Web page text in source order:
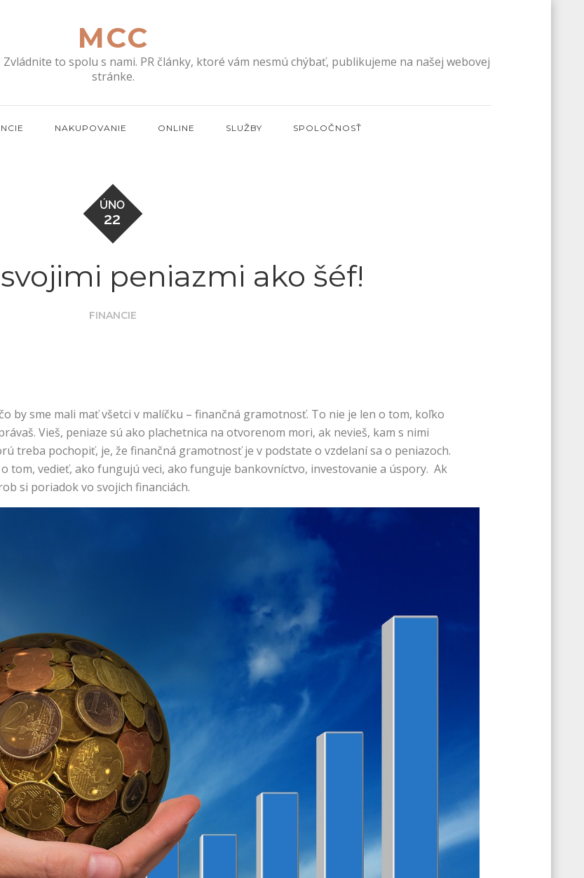
MCC
to spolu s nami. PR články, ktoré vám nesmú chýbať, publikujeme na našej webovej
stránke.
NAKUPOVANIE ONLINE SLUŽBY SPOLOČNOSŤ
ÚNO
22
peniazmi ako šéf!
FINANCIE
by sme mali mať všetci v malíčku – finančná gramotnosť. To nie je len o tom, koľko
Vieš, peniaze sú ako plachetnica na otvorenom mori, ak nevieš, kam s nimi
treba pochopiť, je, že finančná gramotnosť je v podstate o vzdelaní sa o peniazoch.
tom, vedieť, ako fungujú veci, ako funguje bankovníctvo, investovanie a úspory. Ak
si poriadok vo svojich financiách.